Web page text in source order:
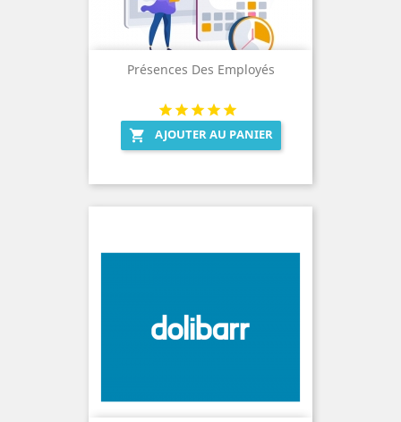
Présences Des Employés
 AJOUTER AU PANIER